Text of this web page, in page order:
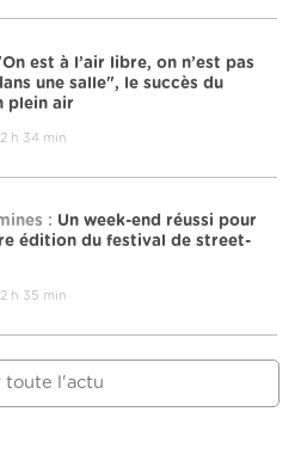
est à l’air libre, on n’est pas
une salle", le succès du
plein air
h 34 min
: Un week-end réussi pour
édition du festival de street-
h 35 min
toute l'actu